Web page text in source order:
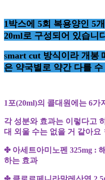
1 박스에 5회 복용양인 5
20ml로 구성되어 있습니
smart cut 방식이라 개봉
은 약국별로 약간 다를
1 포(20ml)의 콜대원에는 6가
각 성분와 효과는 이렇다고
대 외울 수는 없을 거 같아요
✤ 아세트아미노펜 325mg :
하는 효과